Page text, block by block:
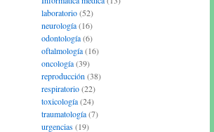
laboratorio(52)
neurología(16)
odontología(6)
oftalmología(16)
oncología(39)
reproducción (38)
respiratorio(22)
toxicología(24)
traumatología(7)
urgencias(19)